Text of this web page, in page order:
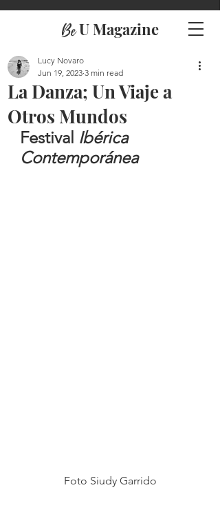
BeU Magazine
La Danza; Un Viaje a
Otros Mundos
Lucy Novaro
Jun 19, 2023 3 min read
Festival Ibérica
Contemporánea
Foto Siudy Garrido